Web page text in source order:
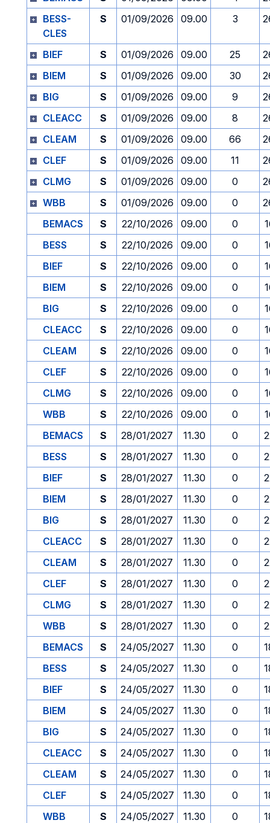
BESS-
CLES
S 01/09/2026 09.00 3
BIEF S 01/09/2026 09.00 25
BIEM
S 01/09/2026 09.00 30
BIG
S 01/09/2026 09.00 9
CLEACC
S 01/09/2026 09.00 8
CLEAM
S 01/09/2026 09.00 66
CLEF
S 01/09/2026 09.00 11
CLMG
S 01/09/2026 09.00 0
WBB
S 01/09/2026 09.00 0
BEMACS
S 22/10/2026 09.00 0
BESS
S 22/10/2026 09.00 0
BIEF
S 22/10/2026 09.00 0
BIEM
S 22/10/2026 09.00 0
BIG
S 22/10/2026 09.00 0
CLEACC
S 22/10/2026 09.00 0
CLEAM
S 22/10/2026 09.00 0
CLEF
S 22/10/2026 09.00 0
CLMG
S 22/10/2026 09.00 0
WBB
S 22/10/2026 09.00 0
BEMACS
S 28/01/2027 11.30 0
BESS
S 28/01/2027 11.30 0
BIEF
S 28/01/2027 11.30 0
BIEM
S 28/01/2027 11.30 0
BIG
S 28/01/2027 11.30 0
CLEACC
S 28/01/2027 11.30 0
CLEAM
S 28/01/2027 11.30 0
CLEF
S 28/01/2027 11.30 0
CLMG
S 28/01/2027 11.30 0
WBB
S 28/01/2027 11.30 0
BEMACS
S 24/05/2027 11.30 0
BESS
S 24/05/2027 11.30 0
BIEF
S 24/05/2027 11.30 0
BIEM
S 24/05/2027 11.30 0
BIG
S 24/05/2027 11.30 0
CLEACC
S 24/05/2027 11.30 0
CLEAM
S 24/05/2027 11.30 0
CLEF
S 24/05/2027 11.30 0
WBB
S 24/05/2027 11.30 0